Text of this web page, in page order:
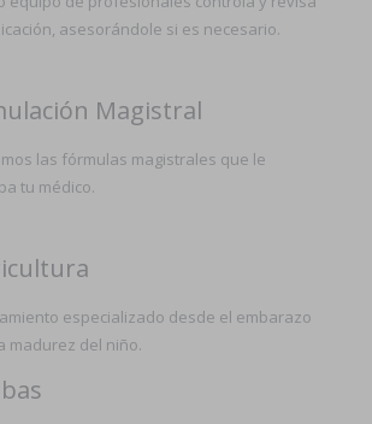
asesorándole si es necesario.
Magistral
las fórmulas magistrales que le
tu médico.
especializado desde el embarazo
madurez del niño.